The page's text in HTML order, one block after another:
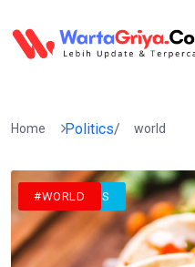
Home Politics/ world
#ANALYTICS
#FOOD
#TECH NEWS
#WORLD